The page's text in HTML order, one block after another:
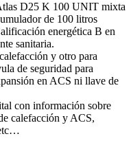
D25 K 100 UNIT mixta
de 100 litros
energética B en
sanitaria.
y otro para
de seguridad para
en ACS ni llave de
con información sobre
calefacción y ACS,